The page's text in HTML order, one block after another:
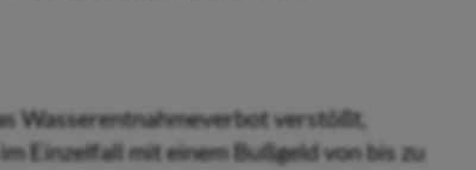
Wasserentnahmeverbot verstößt,
Einzelfall mit einem Bußgeld von bis zu